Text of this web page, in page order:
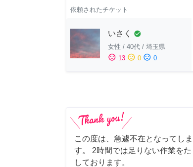
依頼されたチケット
いさく check_circle
女性 / 40代 / 埼玉県
sentiment_satisfied 13 sentiment_neutral 0 sentiment_dissatisfied 0
この度は、急遽不在となってし
す。 2時間では足りない作業を
しております。